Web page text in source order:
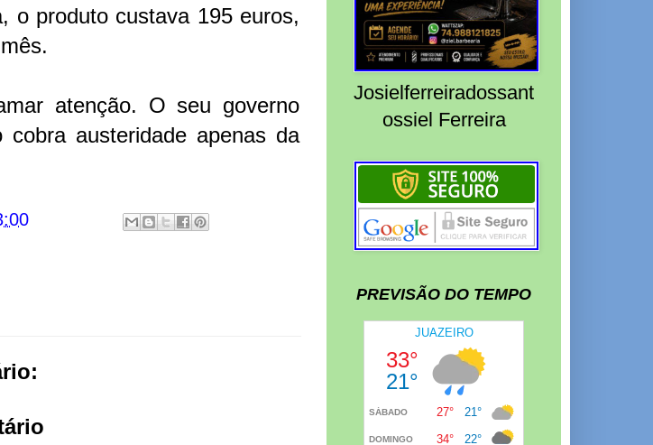
o produto custava 195 euros,
atenção. O seu governo
austeridade apenas da
Josielferreiradossant
ossiel Ferreira
PREVISÃO DO TEMPO